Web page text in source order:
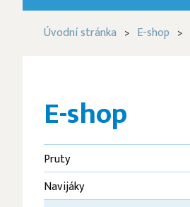
Úvodní stránka > E-shop >
E-shop
Pruty
Navijáky